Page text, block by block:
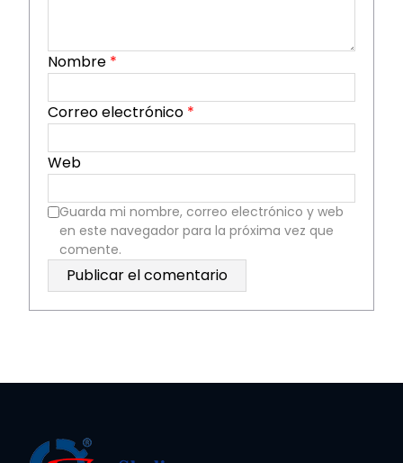
Nombre *
Correo electrónico *
Web
Guarda mi nombre, correo electrónico y web
en este navegador para la próxima vez que
comente.